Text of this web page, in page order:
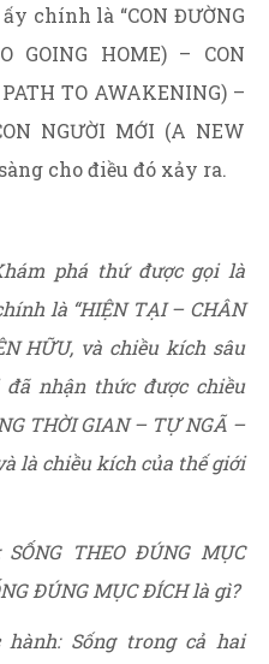
chính là “CON ĐƯỜNG
GOING HOME) – CON
TO AWAKENING) –
NGƯỜI MỚI (A NEW
cho điều đó xảy ra.
phá thứ được gọi là
là “HIỆN TẠI – CHÂN
HỮU, và chiều kích sâu
nhận thức được chiều
THỜI GIAN – TỰ NGÃ –
là chiều kích của thế giới
THEO ĐÚNG MỤC
ĐÚNG MỤC ĐÍCH là gì?
Sống trong cả hai